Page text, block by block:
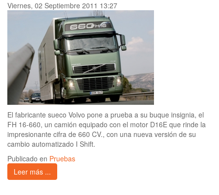
Viernes, 02 Septiembre 2011 13:27
El fabricante sueco Volvo pone a prueba a su buque insignia, el
FH 16-660, un camión equipado con el motor D16E que rinde la
impresionante cifra de 660 CV., con una nueva versión de su
cambio automatizado I Shift.
Publicado en Pruebas
Leer más ...